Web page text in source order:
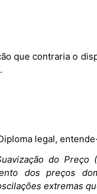
que contraria o
legal,
do
dos preços
extremas